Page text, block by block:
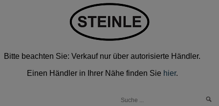
Bitte beachten Sie: Verkauf nur über autorisierte Händler.
Einen Händler in Ihrer Nähe finden Sie hier.